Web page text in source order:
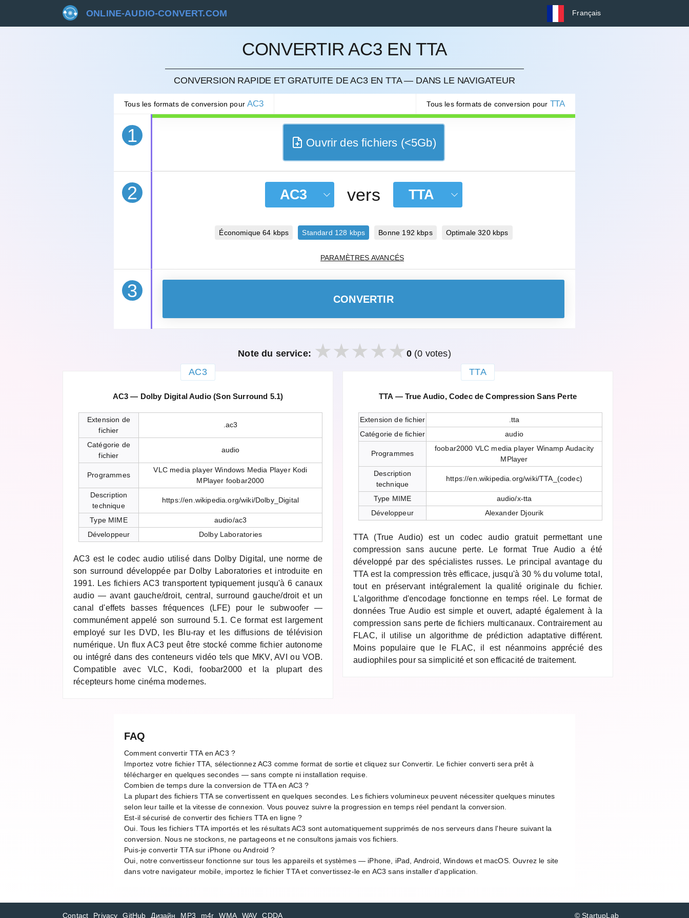
ONLINE-AUDIO-CONVERT.COM Français
CONVERTIR AC3 EN TTA
CONVERSION RAPIDE ET GRATUITE DE AC3 EN TTA — DANS LE NAVIGATEUR
Tous les formats de conversion pourAC3 Tous les formats de conversion pour TTA
1
ANNULER
Ouvrir des fichiers (<5Gb)
2 AC3 vers TTA
Économique 64 kbps Standard 128 kbps Bonne 192 kbps Optimale 320 kbps
PARAMÈTRES AVANCÉS
3 CONVERTIR
Note du service: 0 (0 votes)
AC3
AC3 — Dolby Digital Audio (Son Surround 5.1)
Extension de
fichier
.ac3
Catégorie de
fichier
audio
Programmes
VLC media player Windows Media Player Kodi
MPlayer foobar2000
Description
technique
https://en.wikipedia.org/wiki/Dolby_Digital
Type MIME
audio/ac3
Développeur
Dolby Laboratories
AC3 est le codec audio utilisé dans Dolby Digital, une norme de
son surround développée par Dolby Laboratories et introduite en
1991. Les fichiers AC3 transportent typiquement jusqu'à 6 canaux
audio — avant gauche/droit, central, surround gauche/droit et un
canal d'effets basses fréquences (LFE) pour le subwoofer —
communément appelé son surround 5.1. Ce format est largement
employé sur les DVD, les Blu-ray et les diffusions de télévision
numérique. Un flux AC3 peut être stocké comme fichier autonome
ou intégré dans des conteneurs vidéo tels que MKV, AVI ou VOB.
Compatible avec VLC, Kodi, foobar2000 et la plupart des
récepteurs home cinéma modernes.
TTA
TTA — True Audio, Codec de Compression Sans Perte
Extension de fichier
.tta
Catégorie de fichier
audio
Programmes
foobar2000 VLC media player Winamp Audacity
MPlayer
Description
technique
https://en.wikipedia.org/wiki/TTA_(codec)
Type MIME
audio/x-tta
Développeur
Alexander Djourik
TTA (True Audio) est un codec audio gratuit permettant une
compression sans aucune perte. Le format True Audio a été
développé par des spécialistes russes. Le principal avantage du
TTA est la compression très efficace, jusqu'à 30 % du volume total,
tout en préservant intégralement la qualité originale du fichier.
L'algorithme d'encodage fonctionne en temps réel. Le format de
données True Audio est simple et ouvert, adapté également à la
compression sans perte de fichiers multicanaux. Contrairement au
FLAC, il utilise un algorithme de prédiction adaptative différent.
Moins populaire que le FLAC, il est néanmoins apprécié des
audiophiles pour sa simplicité et son efficacité de traitement.
FAQ
Comment convertir TTA en AC3 ?
Importez votre fichier TTA, sélectionnez AC3 comme format de sortie et cliquez sur Convertir. Le fichier converti sera prêt à
télécharger en quelques secondes — sans compte ni installation requise.
Combien de temps dure la conversion de TTA en AC3 ?
La plupart des fichiers TTA se convertissent en quelques secondes. Les fichiers volumineux peuvent nécessiter quelques minutes
selon leur taille et la vitesse de connexion. Vous pouvez suivre la progression en temps réel pendant la conversion.
Est-il sécurisé de convertir des fichiers TTA en ligne ?
Oui. Tous les fichiers TTA importés et les résultats AC3 sont automatiquement supprimés de nos serveurs dans l'heure suivant la
conversion. Nous ne stockons, ne partageons et ne consultons jamais vos fichiers.
Puis-je convertir TTA sur iPhone ou Android ?
Oui, notre convertisseur fonctionne sur tous les appareils et systèmes — iPhone, iPad, Android, Windows et macOS. Ouvrez le site
dans votre navigateur mobile, importez le fichier TTA et convertissez-le en AC3 sans installer d'application.
Contact Privacy GitHub Дизайн MP3 m4r WMA WAV CDDA © StartupLab